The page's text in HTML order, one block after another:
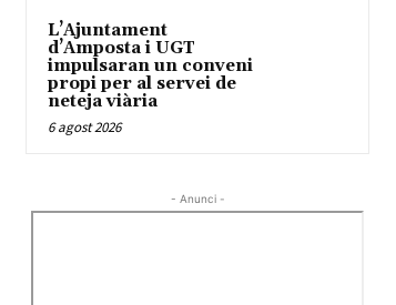
L’Ajuntament
d’Amposta i UGT
impulsaran un conveni
propi per al servei de
neteja viària
6 agost 2026
- Anunci -